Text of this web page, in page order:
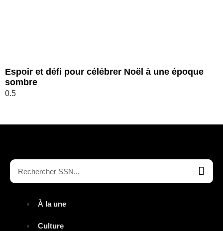
Espoir et défi pour célébrer Noël à une époque
sombre
À la une
Culture